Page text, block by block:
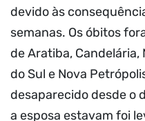
devido às
semanas. Os óbitos
de Aratiba, Candelária,
do Sul e Nova
desaparecido desde o
a esposa estavam foi